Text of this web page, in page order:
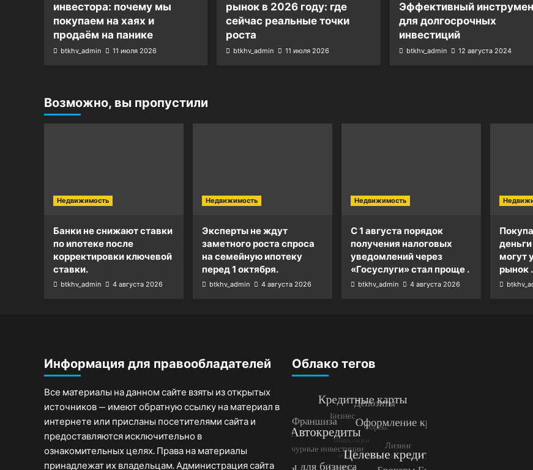
инвестора: почему мы
покупаем на хаях и
продаём на панике
btkhv_admin 11 июля 2026
рынок в 2026 году: где
сейчас реальные точки
роста
btkhv_admin 11 июля 2026
Эффективный
для долгосрочных
инвестиций
btkhv_admin 12 августа 2024
Возможно, вы пропустили
Недвижимость
Банки не снижают ставки
по ипотеке после
корректировки ключевой
ставки.
btkhv_admin 4 августа 2026
Недвижимость
Эксперты не ждут
заметного роста спроса
на семейную ипотеку
перед 1 октября.
btkhv_admin 4 августа 2026
Недвижимость
С 1 августа порядок
получения налоговых
уведомлений через
«Госуслуги» стал проще .
btkhv_admin 4 августа 2026
могут
рынок .
Информация для правообладателей
Все материалы на данном сайте взяты из открытых
источников — имеют обратную ссылку на материал в
интернете или присланы посетителями сайта и
предоставляются исключительно в
ознакомительных целях. Права на материалы
принадлежат их владельцам. Администрация сайта
Облако тегов